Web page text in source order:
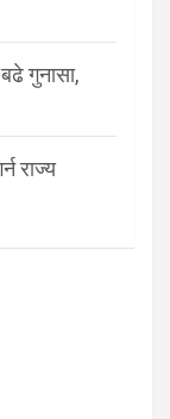
गुनासा,
राज्य